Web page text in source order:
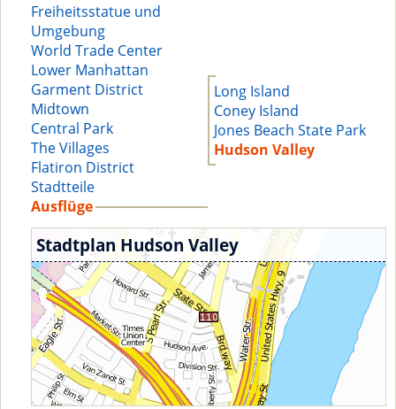
Freiheitsstatue und
Umgebung
World Trade Center
Lower Manhattan
Garment District
Midtown
Central Park
The Villages
Flatiron District
Stadtteile
Ausflüge
Long Island
Coney Island
Jones Beach State Park
Hudson Valley
Stadtplan Hudson Valley